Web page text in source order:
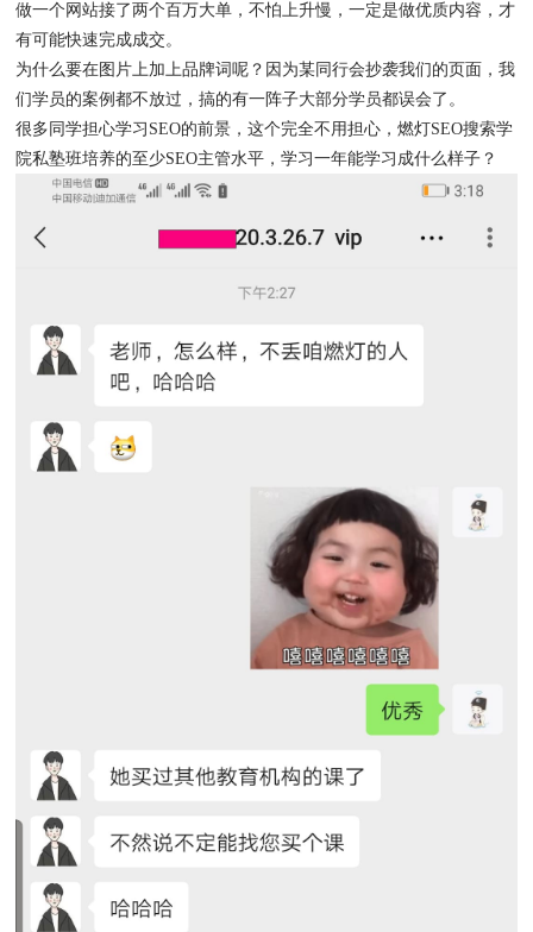
做一个网站接了两个百万大单，不怕上升慢，一定是做优质内容，才
有可能快速完成成交。
为什么要在图片上加上品牌词呢？因为某同行会抄袭我们的页面，我
们学员的案例都不放过，搞的有一阵子大部分学员都误会了。
很多同学担心学习SEO的前景，这个完全不用担心，燃灯SEO搜索学
院私塾班培养的至少SEO主管水平，学习一年能学习成什么样子？